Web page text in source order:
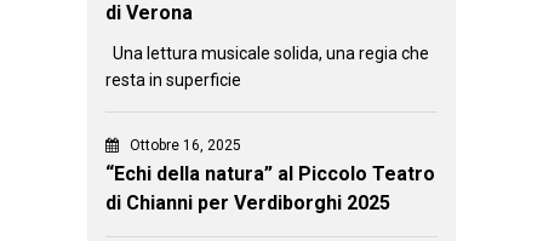
di Verona
Una lettura musicale solida, una regia che
resta in superficie
Ottobre 16, 2025
“Echi della natura” al Piccolo Teatro
di Chianni per Verdiborghi 2025